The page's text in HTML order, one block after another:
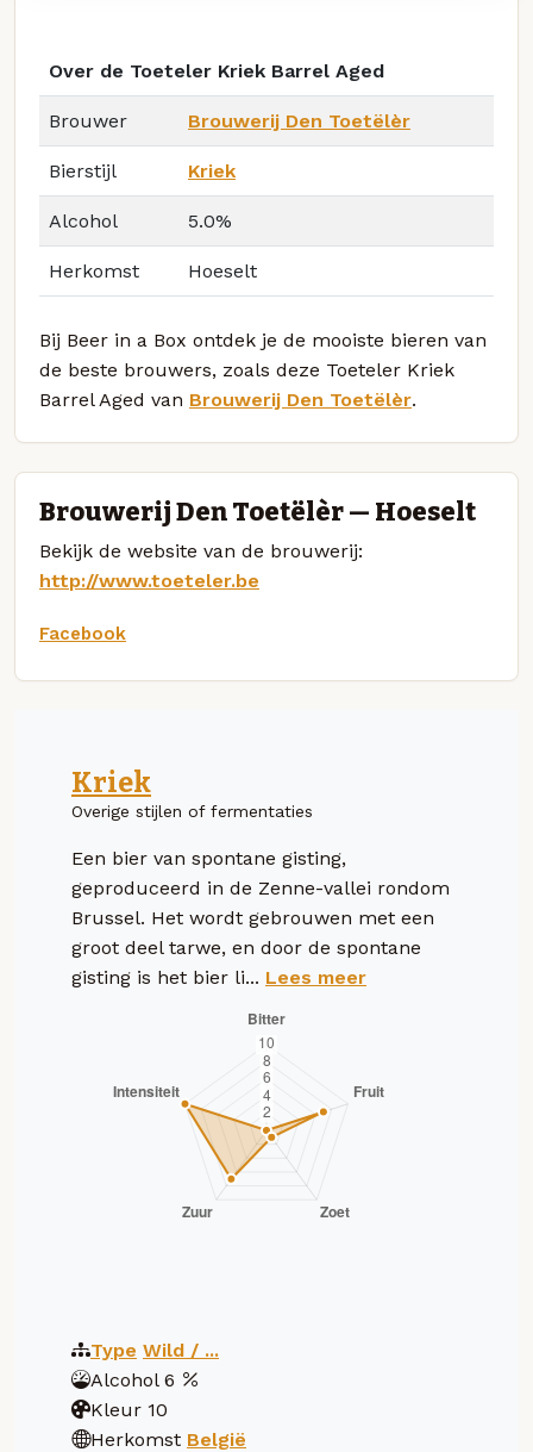
Over de Toeteler Kriek Barrel Aged
Brouwer Brouwerij Den Toetëlèr
Bierstijl Kriek
Alcohol 5.0%
Herkomst Hoeselt
Bij Beer in a Box ontdek je de mooiste bieren van
de beste brouwers, zoals deze Toeteler Kriek
Barrel Aged van Brouwerij Den Toetëlèr.
Brouwerij Den Toetëlèr — Hoeselt
Bekijk de website van de brouwerij:
http://www.toeteler.be
Facebook
Kriek
Overige stijlen of fermentaties
Een bier van spontane gisting,
geproduceerd in de Zenne-vallei rondom
Brussel. Het wordt gebrouwen met een
groot deel tarwe, en door de spontane
gisting is het bier li... Lees meer
Type Wild / ...
Alcohol 6
Kleur 10
Herkomst België